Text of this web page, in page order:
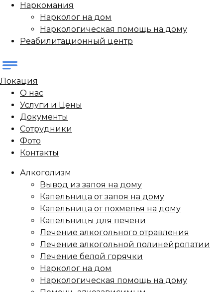
Наркомания
Нарколог на дом
Наркологическая помощь на дому
Реабилитационный центр
Локация
О нас
Услуги и Цены
Документы
Сотрудники
Фото
Контакты
Алкоголизм
Вывод из запоя на дому
Капельница от запоя на дому
Капельница от похмелья на дому
Капельницы для печени
Лечение алкогольного отравления
Лечение алкогольной полинейропатии
Лечение белой горячки
Нарколог на дом
Наркологическая помощь на дому